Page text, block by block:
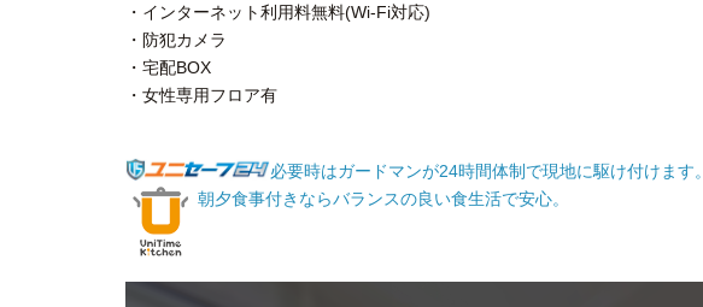
・インターネット利用料無料(Wi-Fi対応)
・防犯カメラ
・宅配BOX
・女性専用フロア有
必要時はガードマンが24時間体制で現地に駆け付けます。
朝夕食事付きならバランスの良い食生活で安心。